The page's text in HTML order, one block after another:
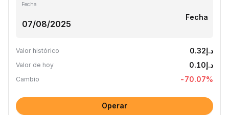
Fecha
Fecha
Valor histórico د.إ0.32
Valor de hoy د.إ0.10
Cambio -70.07%
Operar